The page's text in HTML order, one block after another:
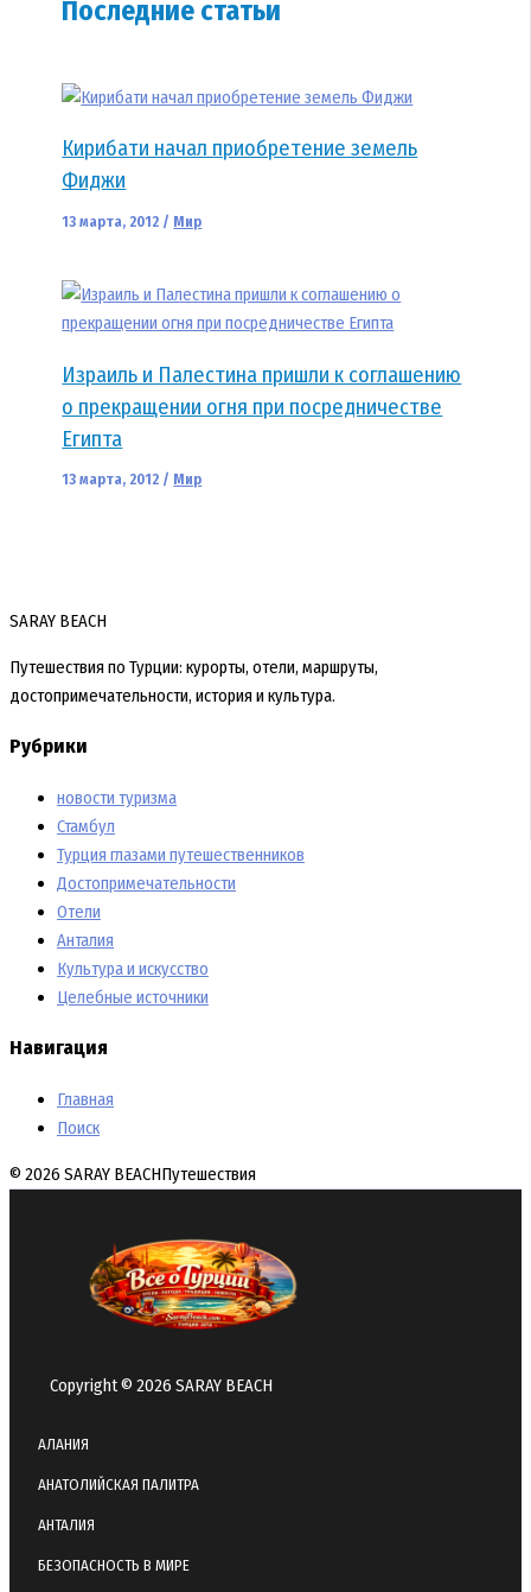
Последние статьи
Кирибати начал приобретение земель
Фиджи
13 марта, 2012 / Мир
Израиль и Палестина пришли к соглашению
о прекращении огня при посредничестве
Египта
13 марта, 2012 / Мир
SARAY BEACH
Путешествия по Турции: курорты, отели, маршруты,
достопримечательности, история и культура.
Рубрики
новости туризма
Стамбул
Турция глазами путешественников
Достопримечательности
Отели
Анталия
Культура и искусство
Целебные источники
Навигация
Главная
Поиск
© 2026 SARAY BEACHПутешествия
Copyright © 2026 SARAY BEACH
АЛАНИЯ
АНАТОЛИЙСКАЯ ПАЛИТРА
АНТАЛИЯ
БЕЗОПАСНОСТЬ В МИРЕ